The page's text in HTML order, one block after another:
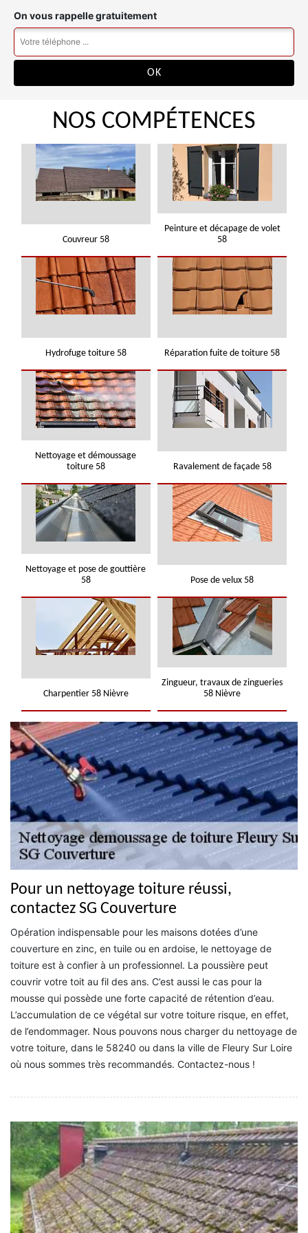
On vous rappelle gratuitement
NOS COMPÉTENCES
Couvreur 58
Peinture et décapage de volet
58
Hydrofuge toiture 58 Réparation fuite de toiture 58
Nettoyage et démoussage
toiture 58
Ravalement de façade 58
Nettoyage et pose de gouttière
58
Pose de velux 58
Charpentier 58 Nièvre
Zingueur, travaux de zingueries
58 Nièvre
Pour un nettoyage toiture réussi,
contactez SG Couverture
Opération indispensable pour les maisons dotées d’une
couverture en zinc, en tuile ou en ardoise, le nettoyage de
toiture est à confier à un professionnel. La poussière peut
couvrir votre toit au fil des ans. C’est aussi le cas pour la
mousse qui possède une forte capacité de rétention d’eau.
L’accumulation de ce végétal sur votre toiture risque, en effet,
de l’endommager. Nous pouvons nous charger du nettoyage de
votre toiture, dans le 58240 ou dans la ville de Fleury Sur Loire
où nous sommes très recommandés. Contactez-nous !